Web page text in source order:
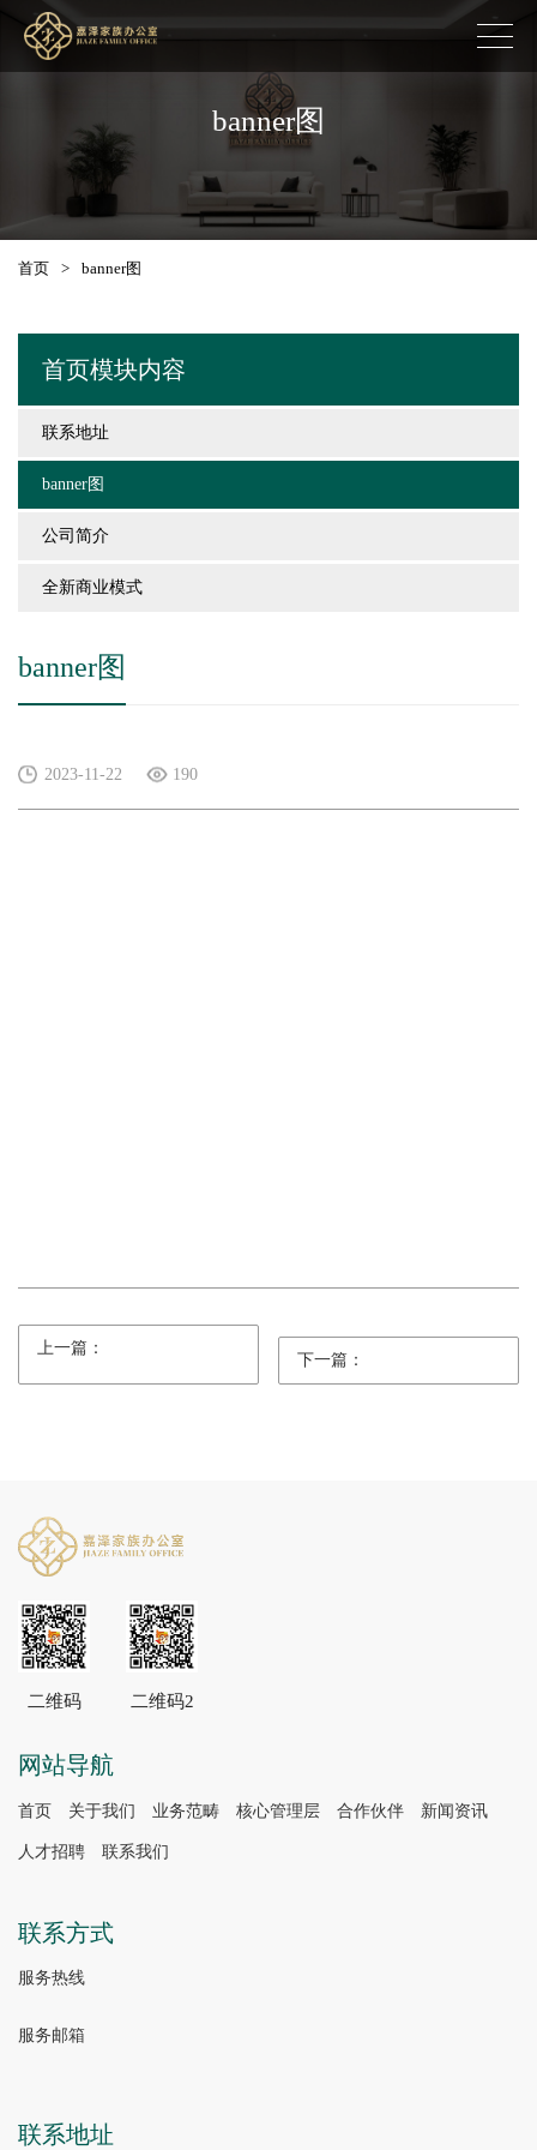
banner图
首页 > banner图
首页模块内容
联系地址
banner图
公司简介
全新商业模式
banner图
2023-11-22 190
上一篇：
下一篇：
二维码 二维码2
网站导航
首页 关于我们 业务范畴 核心管理层 合作伙伴 新闻资讯
人才招聘 联系我们
联系方式
服务热线
服务邮箱
联系地址